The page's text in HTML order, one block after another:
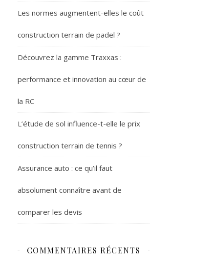
Les normes augmentent-elles le coût
construction terrain de padel ?
Découvrez la gamme Traxxas :
performance et innovation au cœur de
la RC
L’étude de sol influence-t-elle le prix
construction terrain de tennis ?
Assurance auto : ce qu’il faut
absolument connaître avant de
comparer les devis
COMMENTAIRES RÉCENTS